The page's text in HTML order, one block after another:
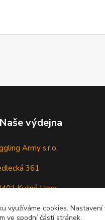
Naše výdejna
Army s.r.o.
361
Kutná Hora
využíváme cookies.
ve spodní části stránek.